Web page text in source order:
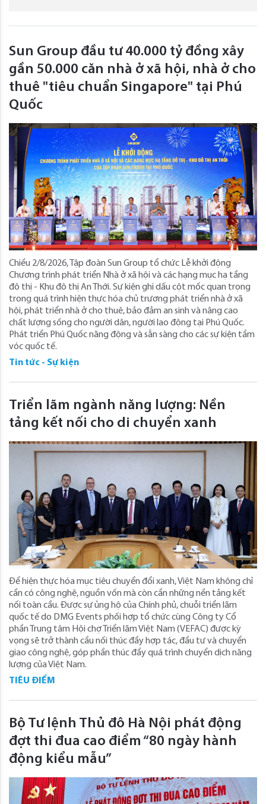
Sun Group đầu tư 40.000 tỷ đồng xây
gần 50.000 căn nhà ở xã hội, nhà ở cho
thuê "tiêu chuẩn Singapore" tại Phú
Quốc
Chiều 2/8/2026, Tập đoàn Sun Group tổ chức Lễ khởi động
Chương trình phát triển Nhà ở xã hội và các hạng mục hạ tầng
đô thị - Khu đô thị An Thới. Sự kiện ghi dấu cột mốc quan trọng
trong quá trình hiện thực hóa chủ trương phát triển nhà ở xã
hội, phát triển nhà ở cho thuê, bảo đảm an sinh và nâng cao
chất lượng sống cho người dân, người lao động tại Phú Quốc.
Phát triển Phú Quốc năng động và sẵn sàng cho các sự kiện tầm
vóc quốc tế.
Tin tức - Sự kiện
Triển lãm ngành năng lượng: Nền
tảng kết nối cho di chuyển xanh
Để hiện thực hóa mục tiêu chuyển đổi xanh, Việt Nam không chỉ
cần có công nghệ, nguồn vốn mà còn cần những nền tảng kết
nối toàn cầu. Được sự ủng hộ của Chính phủ, chuỗi triển lãm
quốc tế do DMG Events phối hợp tổ chức cùng Công ty Cổ
phần Trung tâm Hội chợ Triển lãm Việt Nam (VEFAC) được kỳ
vọng sẽ trở thành cầu nối thúc đẩy hợp tác, đầu tư và chuyển
giao công nghệ, góp phần thúc đẩy quá trình chuyển dịch năng
lượng của Việt Nam.
TIÊU ĐIỂM
Bộ Tư lệnh Thủ đô Hà Nội phát động
đợt thi đua cao điểm “80 ngày hành
động kiểu mẫu”